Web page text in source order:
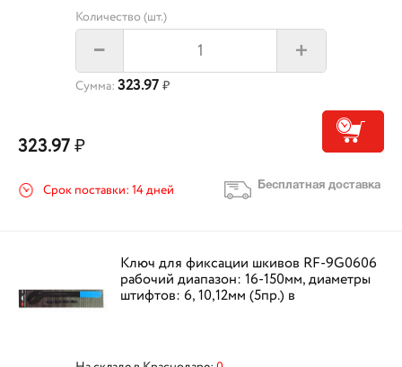
Количество (шт.)
– +
Сумма: 323.97 ₽
323.97₽
Срок поставки: 14 дней Бесплатная доставка
Ключ для фиксации шкивов RF-9G0606
рабочий диапазон: 16-150мм, диаметры
штифтов: 6, 10,12мм (5пр.) в